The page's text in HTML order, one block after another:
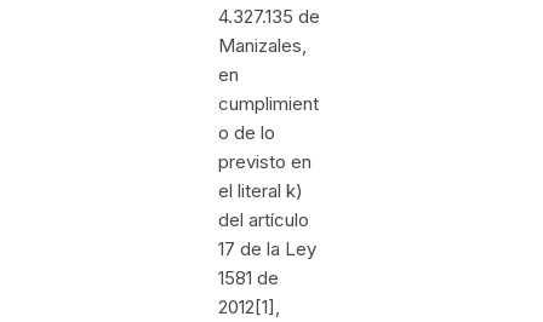
4.327.135 de
Manizales,
en
cumplimient
o de lo
previsto en
el literal k)
del artículo
17 de la Ley
1581 de
2012[1],